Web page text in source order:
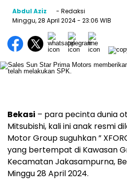
Abdul Aziz
- Redaksi
Minggu, 28 April 2024- 23:06 WIB
Bekasi – para pecinta dunia
Mitsubishi, kali ini anak resmi
Motor Group suguhkan ”
yang bertempat di Kawasan
Kecamatan Jakasampurna,
Minggu 28 April 2024.